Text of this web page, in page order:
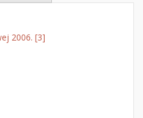
2006. [3]